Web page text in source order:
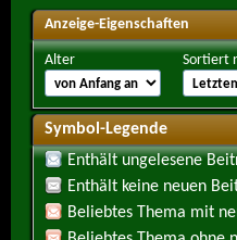
Anzeige-Eigenschaften
Alter Sortiert
Symbol-Legende
Enthält ungelesene
Enthält keine neuen
Beliebtes Thema mit